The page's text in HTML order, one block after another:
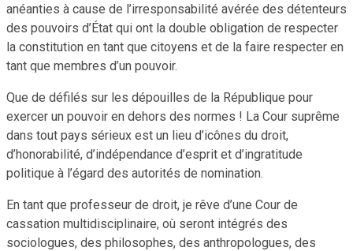
anéanties à cause de l’irresponsabilité avérée des détenteurs
des pouvoirs d’État qui ont la double obligation de respecter
la constitution en tant que citoyens et de la faire respecter en
tant que membres d’un pouvoir.
Que de défilés sur les dépouilles de la République pour
exercer un pouvoir en dehors des normes ! La Cour suprême
dans tout pays sérieux est un lieu d’icônes du droit,
d’honorabilité, d’indépendance d’esprit et d’ingratitude
politique à l’égard des autorités de nomination.
En tant que professeur de droit, je rêve d’une Cour de
cassation multidisciplinaire, où seront intégrés des
sociologues, des philosophes, des anthropologues, des